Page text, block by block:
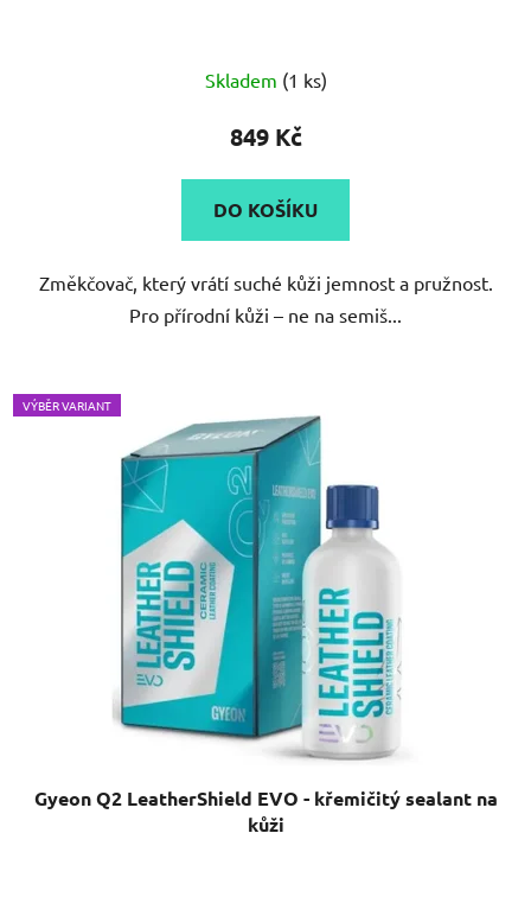
Skladem (1 ks)
849 Kč
DO KOŠÍKU
Změkčovač, který vrátí suché kůži jemnost a pružnost.
Pro přírodní kůži – ne na semiš...
VÝBĚR VARIANT
Gyeon Q2 LeatherShield EVO - křemičitý sealant na
kůži